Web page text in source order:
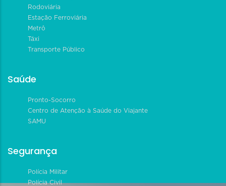
Rodoviária
Estação Ferroviária
Metrô
Táxi
Transporte Público
Saúde
Pronto-Socorro
Centro de Atenção à Saúde do Viajante
SAMU
Segurança
Polícia Militar
Polícia Civil